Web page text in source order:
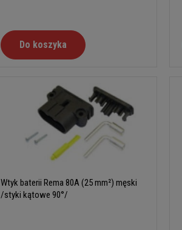
Do koszyka
Wtyk baterii Rema 80A (25 mm²) męski
/styki kątowe 90°/